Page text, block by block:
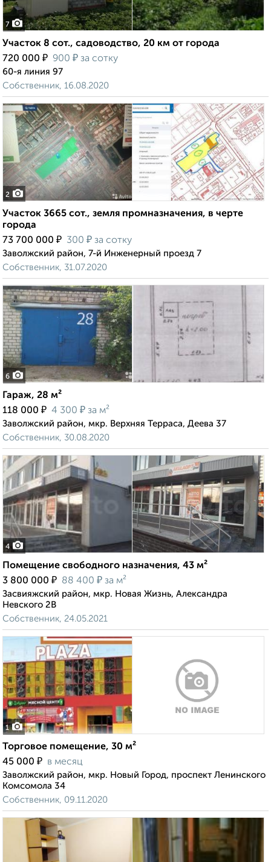
7
Участок 8 сот., садоводство, 20 км от города
720 000 ₽ 900 ₽ за сотку
60-я линия 97
Собственник, 16.08.2020
2
Участок 3665 сот., земля промназначения, в черте
города
73 700 000 ₽ 300 ₽ за сотку
Заволжский район, 7-й Инженерный проезд 7
Собственник, 31.07.2020
6
Гараж, 28 м²
118 000 ₽ 4 300 ₽ за м²
Заволжский район, мкр. Верхняя Терраса, Деева 37
Собственник, 30.08.2020
4
Помещение свободного назначения, 43 м²
3 800 000 ₽ 88 400 ₽ за м²
Засвияжский район, мкр. Новая Жизнь, Александра
Невского 2В
Собственник, 24.05.2021
1
Торговое помещение, 30 м²
45 000 ₽ в месяц
Заволжский район, мкр. Новый Город, проспект Ленинского
Комсомола 34
Собственник, 09.11.2020